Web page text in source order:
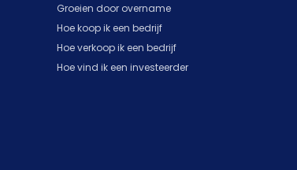
Groeien door overname
Hoe koop ik een bedrijf
Hoe verkoop ik een bedrijf
Hoe vind ik een investeerder